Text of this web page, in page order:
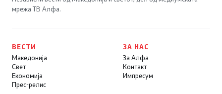
мрежа ТВ Алфа.
ВЕСТИ
Македонија
Свет
Економија
Прес-релис
ЗА НАС
За Алфа
Контакт
Импресум